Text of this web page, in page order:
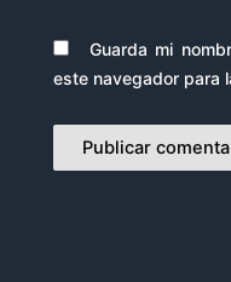
Guarda mi
este navegador para